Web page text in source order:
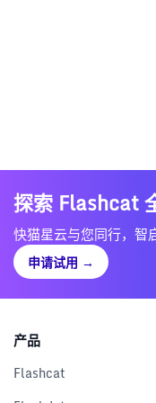
探索 Flashcat
快猫星云与您同行，智
申请试用 →
产品
Flashcat